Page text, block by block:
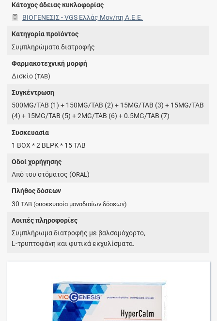
Κάτοχος άδειας κυκλοφορίας
ΒΙΟΓΕΝΕΣΙΣ - VGS Ελλάς Μον/πη Α.Ε.Ε.
Κατηγορία προϊόντος
Συμπληρώματα διατροφής
Φαρμακοτεχνική μορφή
Δισκίο (TAB)
Συγκέντρωση
500MG/TAB (1) + 150MG/TAB (2) + 15MG/TAB (3) + 15MG/TAB
(4) + 15MG/TAB (5) + 2MG/TAB (6) + 0.5MG/TAB (7)
Συσκευασία
1 BOX * 2 BLPK * 15 TAB
Οδοί χορήγησης
Από του στόματος (ORAL)
Πλήθος δόσεων
30TAB (συσκευασία μοναδιαίων δόσεων)
Λοιπές πληροφορίες
Συμπλήρωμα διατροφής με βαλσαμόχορτο,
L-τρυπτοφάνη και φυτικά εκχυλίσματα.